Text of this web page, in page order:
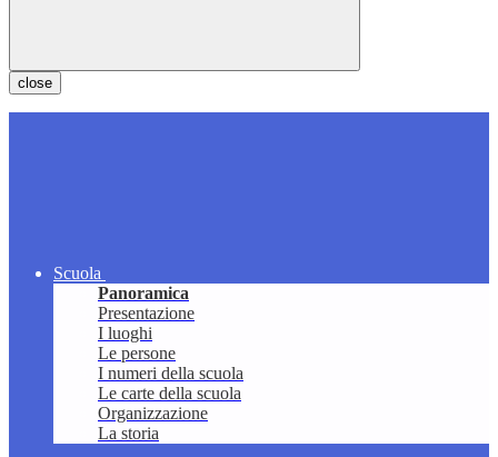
close
Scuola
Panoramica
Presentazione
I luoghi
Le persone
I numeri della scuola
Le carte della scuola
Organizzazione
La storia